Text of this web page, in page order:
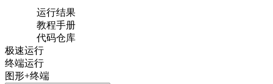
运行结果
教程手册
代码仓库
极速运行
终端运行
图形+终端